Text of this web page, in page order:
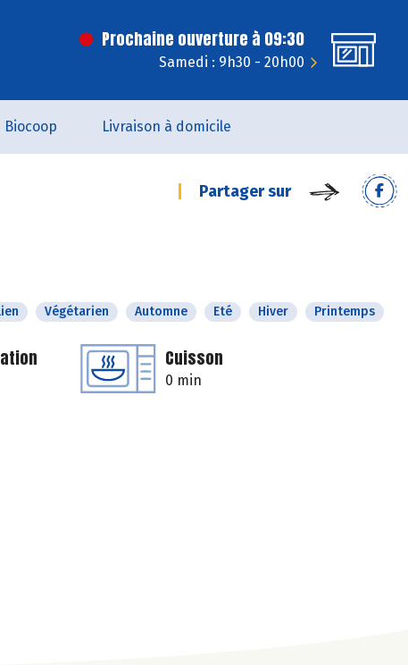
Prochaine ouverture à 09:30
Samedi : 9h30 - 20h00
Biocoop Livraison à domicile
Partager sur
Végétarien Automne Eté Hiver Printemps
Cuisson
0 min